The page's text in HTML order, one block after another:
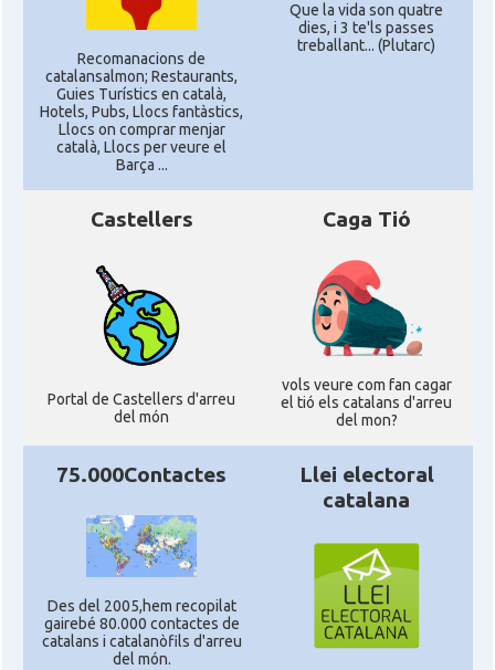
Recomanacions de
catalansalmon; Restaurants,
Guies Turístics en català,
Hotels, Pubs, Llocs fantàstics,
Llocs on comprar menjar
català, Llocs per veure el
Barça ...
Que la vida son quatre
dies, i 3 te'ls passes
treballant... (Plutarc)
Castellers
Portal de Castellers d'arreu
del món
Caga Tió
vols veure com fan cagar
el tió els catalans d'arreu
del mon?
75.000Contactes
Des del 2005,hem recopilat
gairebé 80.000 contactes de
catalans i catalanòfils d'arreu
del món.
Llei electoral
catalana